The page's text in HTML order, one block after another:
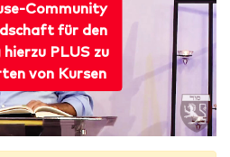
Community
für den
hierzu PLUS zu
von Kursen